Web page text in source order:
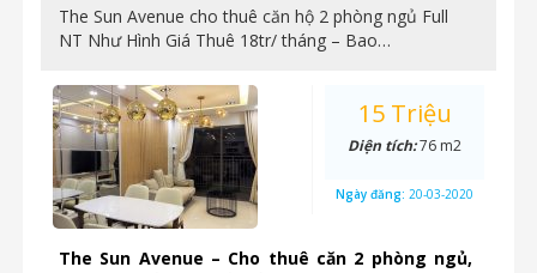
The Sun Avenue cho thuê căn hộ 2 phòng ngủ Full
NT Như Hình Giá Thuê 18tr/ tháng – Bao…
The Sun Avenue – Cho thuê căn 2 phòng ngủ,
15 Triệu
Diện tích:76 m2
Ngày đăng: 20-03-2020